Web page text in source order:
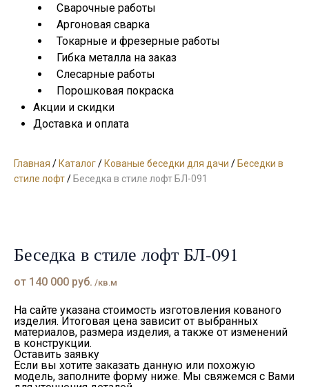
Сварочные работы
Аргоновая сварка
Токарные и фрезерные работы
Гибка металла на заказ
Слесарные работы
Порошковая покраска
Акции и скидки
Доставка и оплата
Главная /Каталог/Кованые беседки для дачи /Беседки в
стиле лофт/Беседка в стиле лофт БЛ-091
Беседка в стиле лофт БЛ-091
от 140 000 руб. /кв.м
На сайте указана стоимость изготовления кованого
изделия. Итоговая цена зависит от выбранных
материалов, размера изделия, а также от изменений
в конструкции.
Оставить заявку
Если вы хотите заказать данную или похожую
модель, заполните форму ниже. Мы свяжемся с Вами